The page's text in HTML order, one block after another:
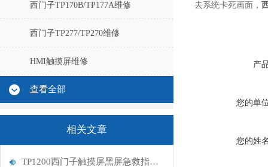
西门子TP170B/TP177A维修
西门子TP277/TP270维修
HMI触摸屏维修
查看全部
相关文章
TP1200西门子触摸屏黑屏急救指南：从排查到修复的完整流程
去系统卡死画面，
产
您的单
您的姓